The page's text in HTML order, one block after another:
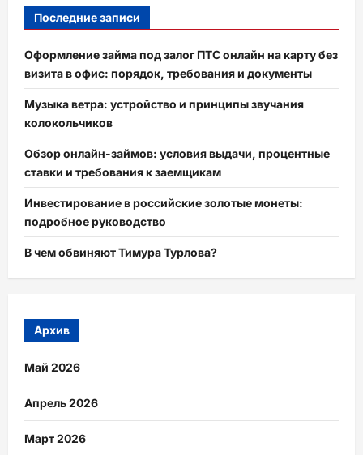
Последние записи
Оформление займа под залог ПТС онлайн на карту без
визита в офис: порядок, требования и документы
Музыка ветра: устройство и принципы звучания
колокольчиков
Обзор онлайн-займов: условия выдачи, процентные
ставки и требования к заемщикам
Инвестирование в российские золотые монеты:
подробное руководство
В чем обвиняют Тимура Турлова?
Архив
Май 2026
Апрель 2026
Март 2026